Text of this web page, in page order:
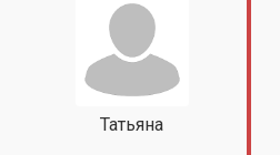
Татьяна